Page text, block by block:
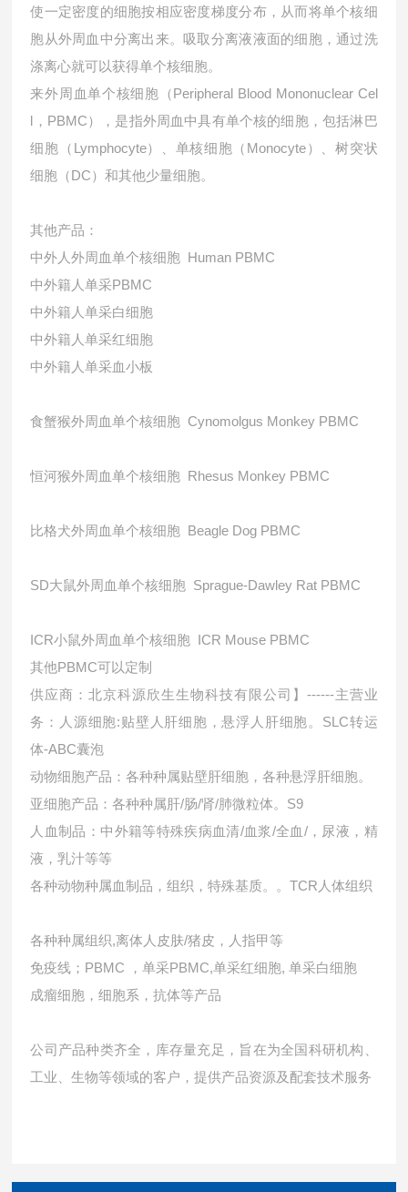
使一定密度的细胞按相应密度梯度分布，从而将单个核细
胞从外周血中分离出来。吸取分离液液面的细胞，通过洗
涤离心就可以获得单个核细胞。
来外周血单个核细胞（Peripheral Blood Mononuclear Cel
l，PBMC），是指外周血中具有单个核的细胞，包括淋巴
细胞（Lymphocyte）、单核细胞（Monocyte）、树突状
细胞（DC）和其他少量细胞。
其他产品：
中外人外周血单个核细胞 Human PBMC
中外籍人单采PBMC
中外籍人单采白细胞
中外籍人单采红细胞
中外籍人单采血小板
食蟹猴外周血单个核细胞 Cynomolgus Monkey PBMC
恒河猴外周血单个核细胞 Rhesus Monkey PBMC
比格犬外周血单个核细胞 Beagle Dog PBMC
SD大鼠外周血单个核细胞 Sprague-Dawley Rat PBMC
ICR小鼠外周血单个核细胞 ICR Mouse PBMC
其他PBMC可以定制
供应商：北京科源欣生生物科技有限公司】------主营业
务：人源细胞:贴壁人肝细胞，悬浮人肝细胞。SLC转运
体-ABC囊泡
动物细胞产品：各种种属贴壁肝细胞，各种悬浮肝细胞。
亚细胞产品：各种种属肝/肠/肾/肺微粒体。S9
人血制品：中外籍等特殊疾病血清/血浆/全血/，尿液，精
液，乳汁等等
各种动物种属血制品，组织，特殊基质。。TCR人体组织
各种种属组织,离体人皮肤/猪皮，人指甲等
免疫线；PBMC ，单采PBMC,单采红细胞, 单采白细胞
成瘤细胞，细胞系，抗体等产品
公司产品种类齐全，库存量充足，旨在为全国科研机构、
工业、生物等领域的客户，提供产品资源及配套技术服务